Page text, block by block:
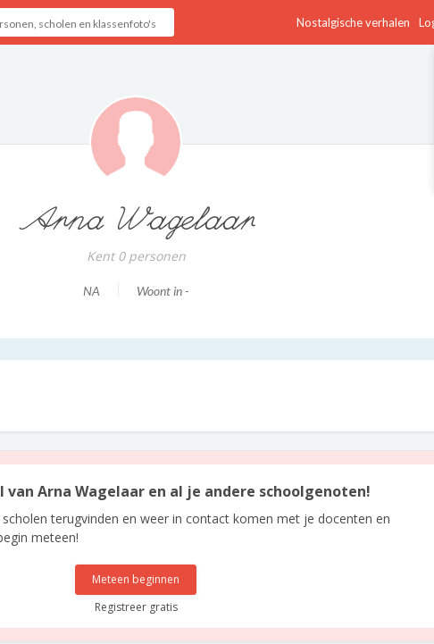
Nostalgische verhalen
Arna Wagelaar
Kent 0 personen
NA Woont in -
Arna Wagelaar en al je andere schoolgenoten!
scholen terugvinden en weer in contact komen met je docenten en
meteen!
Meteen beginnen
Registreer gratis